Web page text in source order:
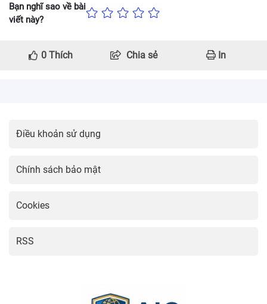
Bạn nghĩ sao về bài
viết này?
0 Thích Chia sẻ In
Điều khoản sử dụng
Chính sách bảo mật
Cookies
RSS